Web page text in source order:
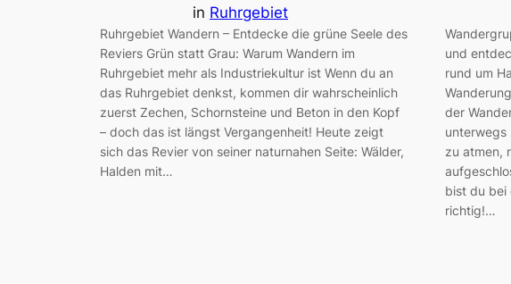
in Ruhrgebiet
Ruhrgebiet Wandern – Entdecke die grüne Seele des
Reviers Grün statt Grau: Warum Wandern im
Ruhrgebiet mehr als Industriekultur ist Wenn du an
das Ruhrgebiet denkst, kommen dir wahrscheinlich
zuerst Zechen, Schornsteine und Beton in den Kopf
– doch das ist längst Vergangenheit! Heute zeigt
sich das Revier von seiner naturnahen Seite: Wälder,
Halden mit…
und
rund um
der
unterwegs
zu atmen,
bist du bei
richtig!…